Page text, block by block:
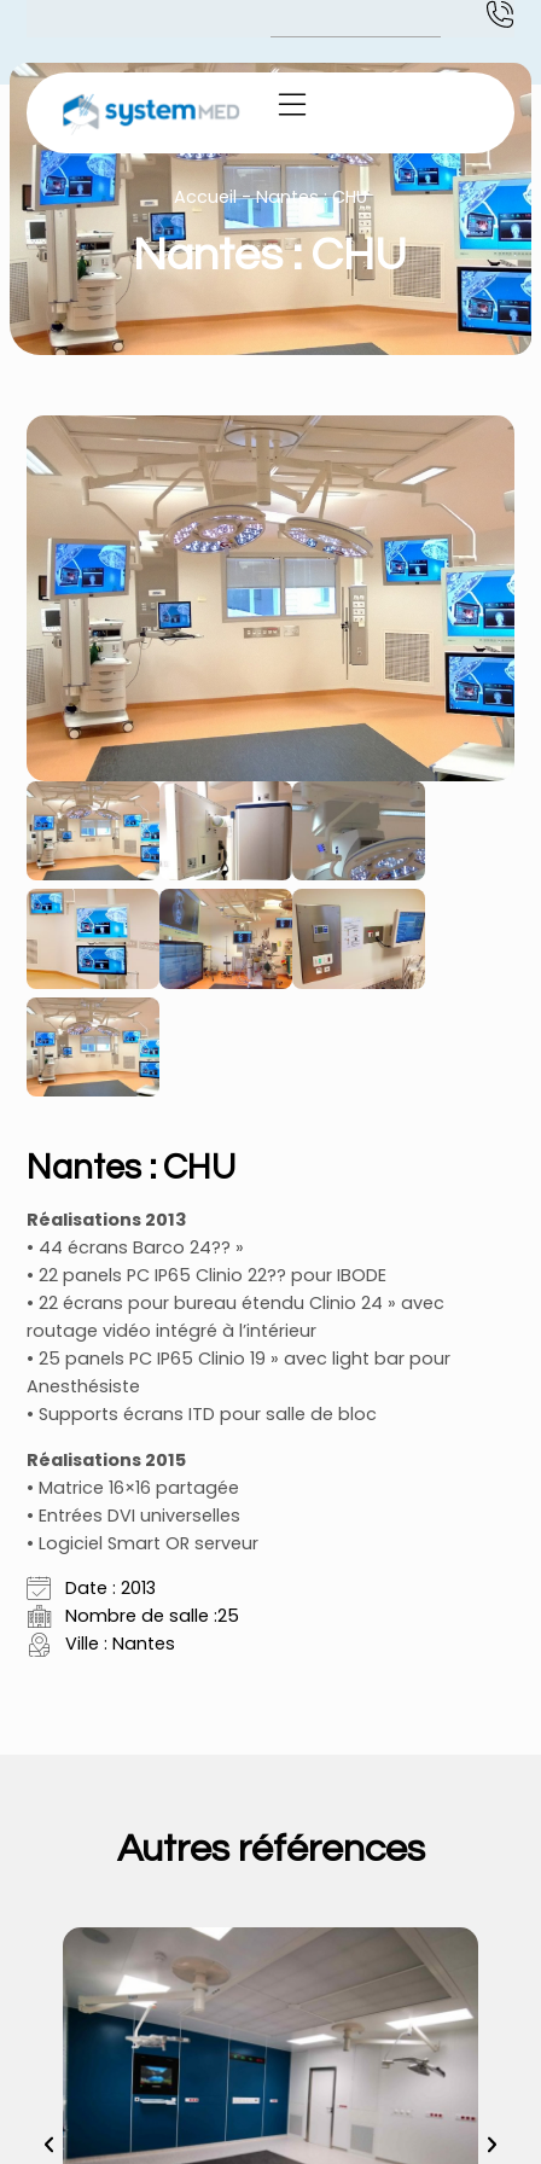
Accueil-Nantes : CHU
Nantes : CHU
Nantes : CHU
Réalisations 2013
• 44 écrans Barco 24?? »
• 22 panels PC IP65 Clinio 22?? pour IBODE
• 22 écrans pour bureau étendu Clinio 24 » avec
routage vidéo intégré à l’intérieur
• 25 panels PC IP65 Clinio 19 » avec light bar pour
Anesthésiste
• Supports écrans ITD pour salle de bloc
Réalisations 2015
• Matrice 16×16 partagée
• Entrées DVI universelles
• Logiciel Smart OR serveur
Date : 2013
Nombre de salle :25
Ville : Nantes
Autres références